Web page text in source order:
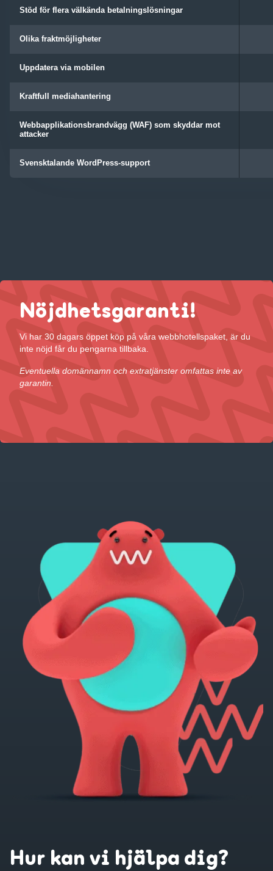
Stöd för flera välkända betalningslösningar
Olika fraktmöjligheter
Uppdatera via mobilen
Kraftfull mediahantering
Webbapplikationsbrandvägg (WAF) som skyddar mot
attacker
Svensktalande WordPress-support
Nöjdhetsgaranti!
Vi har 30 dagars öppet köp på våra webbhotellspaket, är du
inte nöjd får du pengarna tillbaka.
Eventuella domännamn och extratjänster omfattas inte av
garantin.
Hur kan vi hjälpa dig?